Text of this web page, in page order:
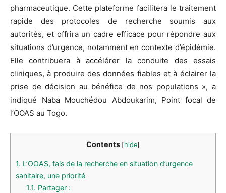
pharmaceutique. Cette plateforme facilitera le traitement
rapide des protocoles de recherche soumis aux
autorités, et offrira un cadre efficace pour répondre aux
situations d’urgence, notamment en contexte d’épidémie.
Elle contribuera à accélérer la conduite des essais
cliniques, à produire des données fiables et à éclairer la
prise de décision au bénéfice de nos populations », a
indiqué Naba Mouchédou Abdoukarim, Point focal de
l’OOAS au Togo.
Contents [hide]
1. L’OOAS, fais de la recherche en situation d’urgence
sanitaire, une priorité
1.1. Partager :